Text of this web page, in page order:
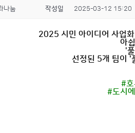
나눔 작성일 2025-03-12 15:20
2025 시민 아이디어 사업
아
'
선정된 5개 팀이 '
#호
#도시